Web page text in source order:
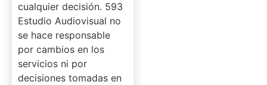
cualquier decisión. 593
Estudio Audiovisual no
se hace responsable
por cambios en los
servicios ni por
decisiones tomadas en